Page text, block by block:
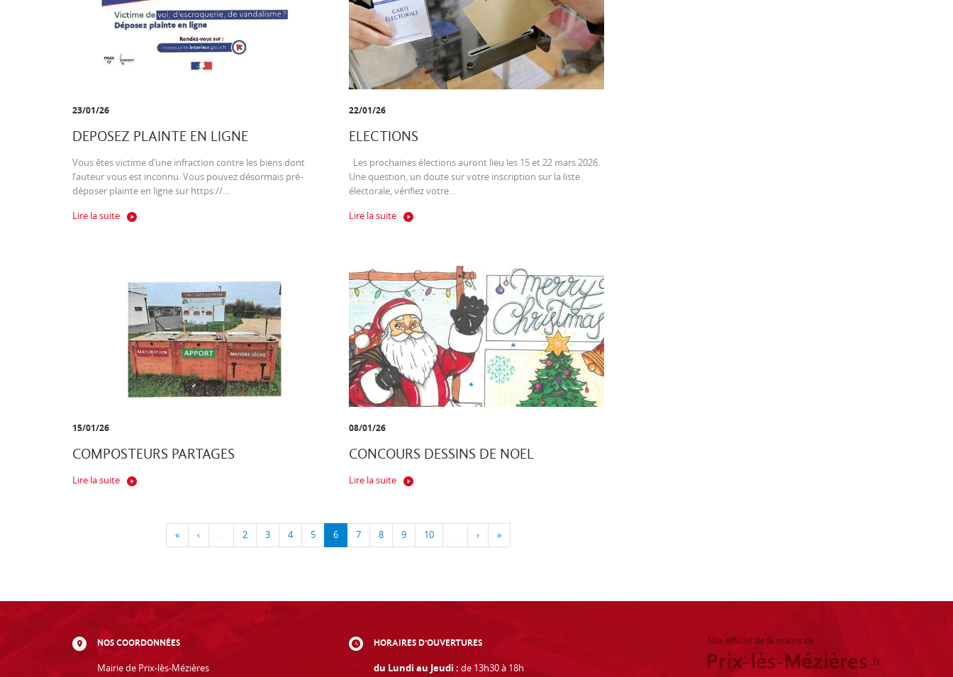
23/01/26
DEPOSEZ PLAINTE EN LIGNE
Vous êtes victime d’une infraction contre les biens dont
l’auteur vous est inconnu. Vous pouvez désormais pré-
déposer plainte en ligne sur https://...
Lire la suite
22/01/26
ELECTIONS
Les prochaines élections auront lieu les 15 et 22 mars 2026.
Une question, un doute sur votre inscription sur la liste
électorale, vérifiez votre...
Lire la suite
15/01/26
COMPOSTEURS PARTAGES
Lire la suite
08/01/26
CONCOURS DESSINS DE NOEL
Lire la suite
« ‹ … 2 3 4 5 6 7 8 9 10 … › »
NOS COORDONNÉES
Mairie de Prix-lès-Mézières
HORAIRES D'OUVERTURES
du Lundi au Jeudi : de 13h30 à 18h